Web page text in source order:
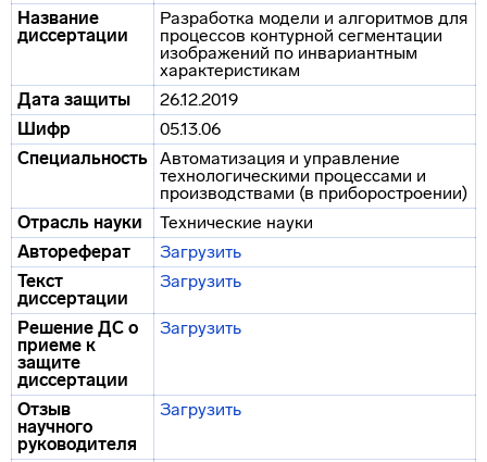
Название
диссертации
Разработка модели и алгоритмов для
процессов контурной сегментации
изображений по инвариантным
характеристикам
Дата защиты
26.12.2019
Шифр
05.13.06
Специальность Автоматизация и управление
технологическими процессами и
производствами (в приборостроении)
Отрасль науки
Технические науки
Автореферат
Загрузить
Текст
диссертации
Загрузить
Решение ДС о
приеме к
защите
диссертации
Загрузить
Отзыв
научного
руководителя
Загрузить